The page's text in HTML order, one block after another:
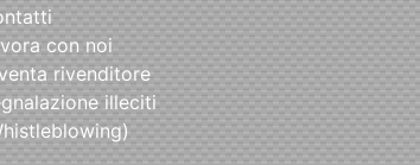
con noi
rivenditore
illeciti